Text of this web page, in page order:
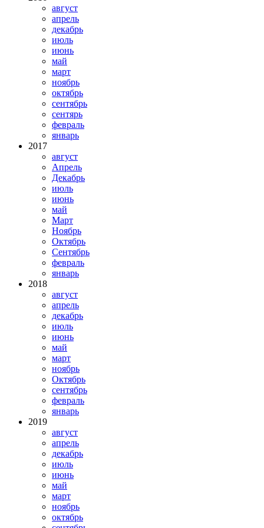
август
апрель
декабрь
июль
июнь
май
март
ноябрь
октябрь
сентябрь
сентярь
февраль
январь
2017
август
Апрель
Декабрь
июль
июнь
май
Март
Ноябрь
Октябрь
Сентябрь
февраль
январь
2018
август
апрель
декабрь
июль
июнь
май
март
ноябрь
Октябрь
сентябрь
февраль
январь
2019
август
апрель
декабрь
июль
июнь
май
март
ноябрь
октябрь